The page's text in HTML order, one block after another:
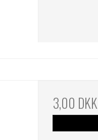
3,00 DKK